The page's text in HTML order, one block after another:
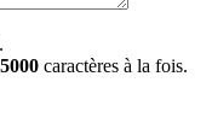
5000 caractères à la fois.